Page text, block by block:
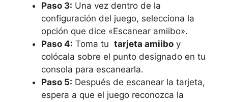
Paso ‍3: Una vez dentro de la
configuración del ‍juego,⁣ selecciona la
opción que dice «Escanear amiibo».
Paso 4: Toma tu ‌ tarjeta amiibo y
colócala sobre‍ el‍ punto designado en tu
consola para escanearla.
Paso 5: Después de escanear ‌la tarjeta,
espera a que el juego reconozca ‌la